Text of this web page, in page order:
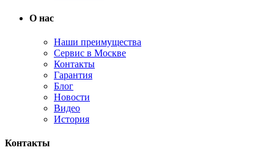
О нас
Наши преимущества
Сервис в Москве
Контакты
Гарантия
Блог
Новости
Видео
История
Контакты